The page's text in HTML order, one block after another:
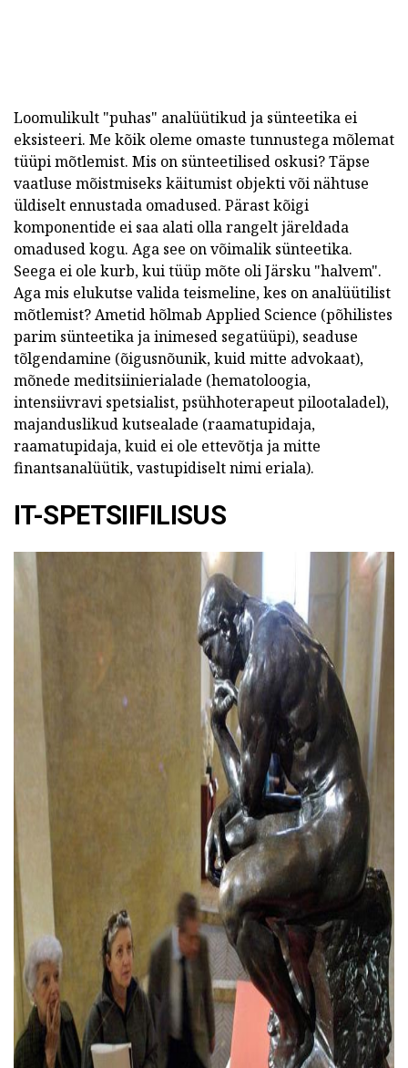
Loomulikult "puhas" analüütikud ja sünteetika ei
eksisteeri. Me kõik oleme omaste tunnustega mõlemat
tüüpi mõtlemist. Mis on sünteetilised oskusi? Täpse
vaatluse mõistmiseks käitumist objekti või nähtuse
üldiselt ennustada omadused. Pärast kõigi
komponentide ei saa alati olla rangelt järeldada
omadused kogu. Aga see on võimalik sünteetika.
Seega ei ole kurb, kui tüüp mõte oli Järsku "halvem".
Aga mis elukutse valida teismeline, kes on analüütilist
mõtlemist? Ametid hõlmab Applied Science (põhilistes
parim sünteetika ja inimesed segatüüpi), seaduse
tõlgendamine (õigusnõunik, kuid mitte advokaat),
mõnede meditsiinierialade (hematoloogia,
intensiivravi spetsialist, psühhoterapeut pilootaladel),
majanduslikud kutsealade (raamatupidaja,
raamatupidaja, kuid ei ole ettevõtja ja mitte
finantsanalüütik, vastupidiselt nimi eriala).
IT-SPETSIIFILISUS
ad